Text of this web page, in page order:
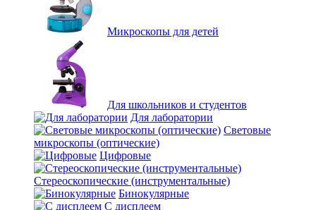
Микроскопы для детей
Для школьников и студентов
Для лаборатории
Световые
микроскопы (оптические)
Цифровые
Стереоскопические (инструментальные)
Бинокулярные
С дисплеем